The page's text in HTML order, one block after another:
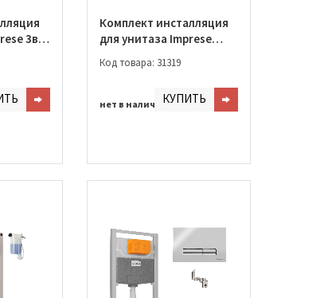
3в1
(13-
Комплект инсталляция
для унитаза Imprese
DirectFlush + сидение
(5660HR01+i8120)
Код товара: 31319
нет в наличииКУПИТЬ